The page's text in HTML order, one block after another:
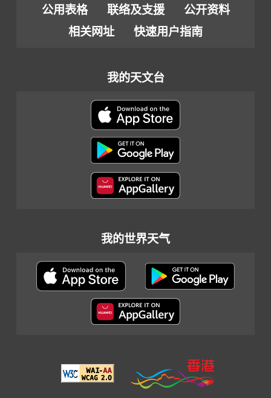
公用表格 联络及支援
公开资料
相关网址
快速用户指南
我的天文台
我的世界天气